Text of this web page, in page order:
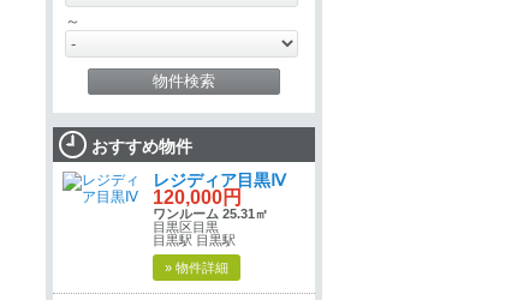
～
おすすめ物件
レジディア目黒Ⅳ
120,000円
ワンルーム 25.31㎡
目黒区目黒
目黒駅 目黒駅
» 物件詳細